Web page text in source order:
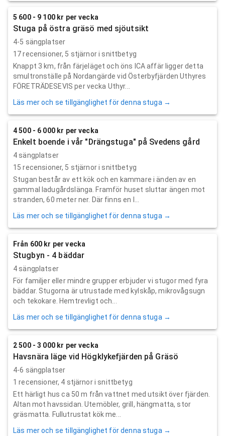
5 600 - 9 100 kr per vecka
Stuga på östra gräsö med sjöutsikt
4-5 sängplatser
17recensioner, 5 stjärnor i snittbetyg
Knappt 3 km, från färjeläget och öns ICA affär ligger detta
smultronställe på Nordangärde vid Österbyfjärden Uthyres
FÖRETRÄDESEVIS per vecka Uthyr...
Läs mer och se tillgänglighet för denna stuga →
4 500 - 6 000 kr per vecka
Enkelt boende i vår "Drängstuga" på Svedens gård
4 sängplatser
15 recensioner, 5 stjärnor i snittbetyg
Stugan består av ett kök och en kammare i änden av en
gammal ladugårdslänga. Framför huset sluttar ängen mot
stranden, 60 meter ner. Där finns en l...
Läs mer och se tillgänglighet för denna stuga →
Från 600 kr per vecka
Stugbyn - 4 bäddar
4 sängplatser
För familjer eller mindre grupper erbjuder vi stugor med fyra
bäddar. Stugorna är utrustade med kylskåp, mikrovågsugn
och tekokare. Hemtrevligt och...
Läs mer och se tillgänglighet för denna stuga →
2 500 - 3 000 kr per vecka
Havsnära läge vid Högklykefjärden på Gräsö
4-6 sängplatser
1 recensioner, 4 stjärnor i snittbetyg
Ett härligt hus ca 50 m från vattnet med utsikt över fjärden.
Altan mot havssidan. Utemöbler, grill, hängmatta, stor
gräsmatta. Fullutrustat kök me...
Läs mer och se tillgänglighet för denna stuga →